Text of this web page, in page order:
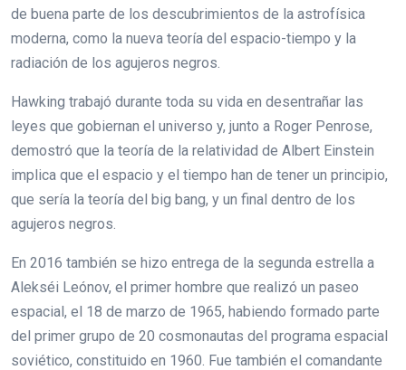
de buena parte de los descubrimientos de la astrofísica
moderna, como la nueva teoría del espacio-tiempo y la
radiación de los agujeros negros.
Hawking trabajó durante toda su vida en desentrañar las
leyes que gobiernan el universo y, junto a Roger Penrose,
demostró que la teoría de la relatividad de Albert Einstein
implica que el espacio y el tiempo han de tener un principio,
que sería la teoría del big bang, y un final dentro de los
agujeros negros.
En 2016 también se hizo entrega de la segunda estrella a
Alekséi Leónov, el primer hombre que realizó un paseo
espacial, el 18 de marzo de 1965, habiendo formado parte
del primer grupo de 20 cosmonautas del programa espacial
soviético, constituido en 1960. Fue también el comandante